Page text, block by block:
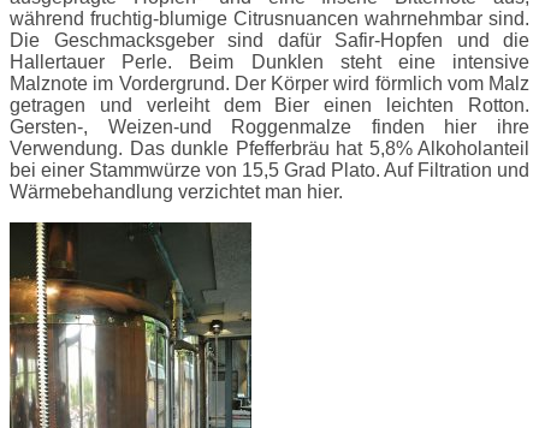
während fruchtig-blumige Citrusnuancen wahrnehmbar sind.
Die Geschmacksgeber sind dafür Safir-Hopfen und die
Hallertauer Perle. Beim Dunklen steht eine intensive
Malznote im Vordergrund. Der Körper wird förmlich vom Malz
getragen und verleiht dem Bier einen leichten Rotton.
Gersten-, Weizen-und Roggenmalze finden hier ihre
Verwendung. Das dunkle Pfefferbräu hat 5,8% Alkoholanteil
bei einer Stammwürze von 15,5 Grad Plato. Auf Filtration und
Wärmebehandlung verzichtet man hier.